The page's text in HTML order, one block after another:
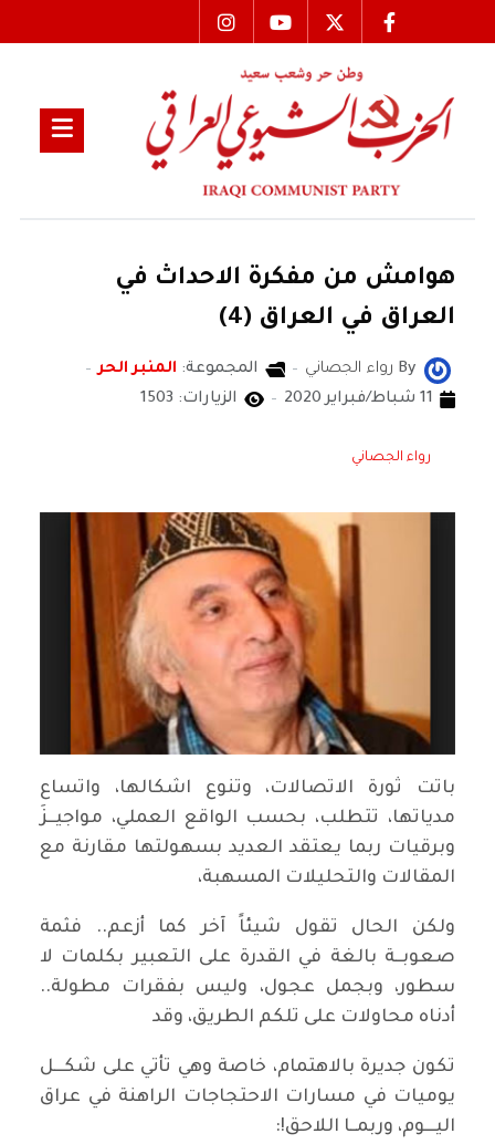
هوامش من مفكرة الاحداث في
العراق في العراق (4)
By رواء الجصاني المجموعة: المنبر الحر
11 شباط/فبراير 2020
الزيارات: 1503
رواء الجصاني
باتت ثورة الاتصالات، وتنوع اشكالها، واتساع
مدياتها، تتطلب، بحسب الواقع العملي، مواجيــزَ
وبرقيات ربما يعتقد العديد بسهولتها مقارنة مع
المقالات والتحليلات المسهبة،
ولكن الحال تقول شيئاً آخر كما أزعم.. فثمة
صعوبــة بالغة في القدرة على التعبير بكلمات لا
سطور، وبجمل عجول، وليس بفقرات مطولة..
أدناه محاولات على تلكم الطريق، وقد
تكون جديرة بالاهتمام، خاصة وهي تأتي على شكـــل
يوميات في مسارات الاحتجاجات الراهنة في عراق
اليـــوم، وربمــا اللاحق!: